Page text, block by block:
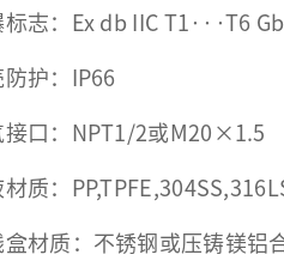
标志：Ex db IIC T1···T6
防护：IP66
接口：NPT1/2或M20×1.5
材质：
盒材质：不锈钢或压铸镁铝